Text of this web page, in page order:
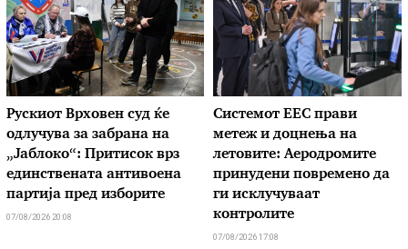
Рускиот Врховен суд ќе
одлучува за забрана на
„Јаблоко“: Притисок врз
единствената антивоена
партија пред изборите
07/08/2026 20:08
Системот ЕЕС прави
метеж и доцнења на
летовите: Аеродромите
принудени повремено да
ги исклучуваат
контролите
07/08/2026 17:08